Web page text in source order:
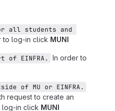
all students and
to log-in click MUNI
of EINFRA.
In order to
of MU or EINFRA.
request to create an
log-in click MUNI